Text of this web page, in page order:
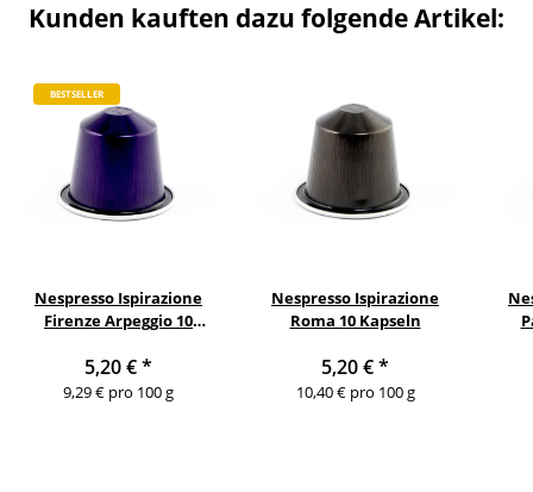
Kunden kauften dazu folgende Artikel:
BESTSELLER
Nespresso Ispirazione
Firenze Arpeggio 10
5,20 €*
9,29 € pro 100 g
Nespresso Ispirazione
Roma 10 Kapseln
5,20 €*
10,40 € pro 100 g